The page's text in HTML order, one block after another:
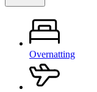
Overnatting